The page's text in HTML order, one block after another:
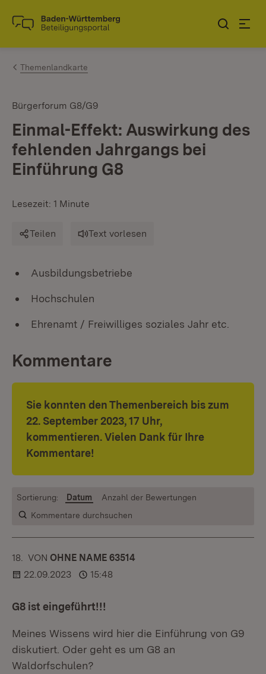
Zum Inhalt springen
Link zur Startseite
Themenlandkarte
Bürgerforum G8/G9
Einmal-Effekt: Auswirkung des
fehlenden Jahrgangs bei
Einführung G8
Lesezeit: 1 Minute
Teilen Text vorlesen
Ausbildungsbetriebe
Hochschulen
Ehrenamt / Freiwilliges soziales Jahr etc.
Kommentare
Sie konnten den Themenbereich bis zum
22. September 2023, 17 Uhr,
kommentieren. Vielen Dank für Ihre
Kommentare!
Kommentare durchsuchen
Sortierung: Datum Anzahl der Bewertungen
18. KOMMENTAR
VON :OHNE NAME 63514
22.09.2023
15:48
G8 ist eingeführt!!!
Meines Wissens wird hier die Einführung von G9
diskutiert. Oder geht es um G8 an
Waldorfschulen?